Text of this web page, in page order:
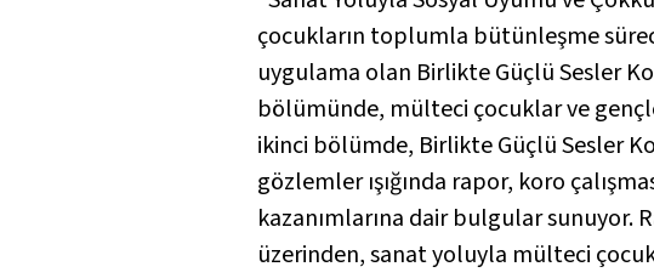
çocukların toplumla bütünleşme
uygulama olan Birlikte Güçlü Sesler
bölümünde, mülteci çocuklar ve
ikinci bölümde, Birlikte Güçlü Sesler
gözlemler ışığında rapor, koro
kazanımlarına dair bulgular sunuyor.
üzerinden, sanat yoluyla mülteci